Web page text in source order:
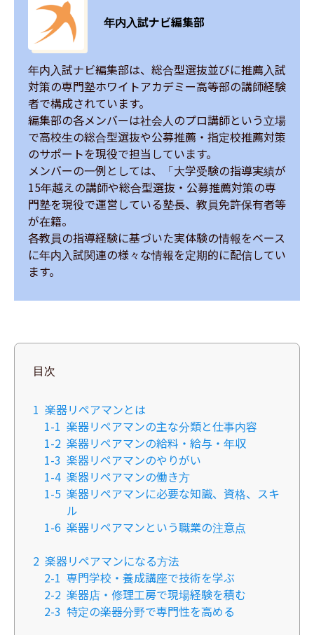
年内入試ナビ編集部
年内入試ナビ編集部は、総合型選抜並びに推薦入試
対策の専門塾ホワイトアカデミー高等部の講師経験
者で構成されています。
編集部の各メンバーは社会人のプロ講師という立場
で高校生の総合型選抜や公募推薦・指定校推薦対策
のサポートを現役で担当しています。
メンバーの一例としては、「大学受験の指導実績が
15年越えの講師や総合型選抜・公募推薦対策の専
門塾を現役で運営している塾長、教員免許保有者等
が在籍。
各教員の指導経験に基づいた実体験の情報をベース
に年内入試関連の様々な情報を定期的に配信してい
ます。
目次
1 楽器リペアマンとは
1-1 楽器リペアマンの主な分類と仕事内容
1-2 楽器リペアマンの給料・給与・年収
1-3 楽器リペアマンのやりがい
1-4 楽器リペアマンの働き方
1-5 楽器リペアマンに必要な知識、資格、スキ
ル
1-6 楽器リペアマンという職業の注意点
2 楽器リペアマンになる方法
2-1 専門学校・養成講座で技術を学ぶ
2-2 楽器店・修理工房で現場経験を積む
2-3 特定の楽器分野で専門性を高める